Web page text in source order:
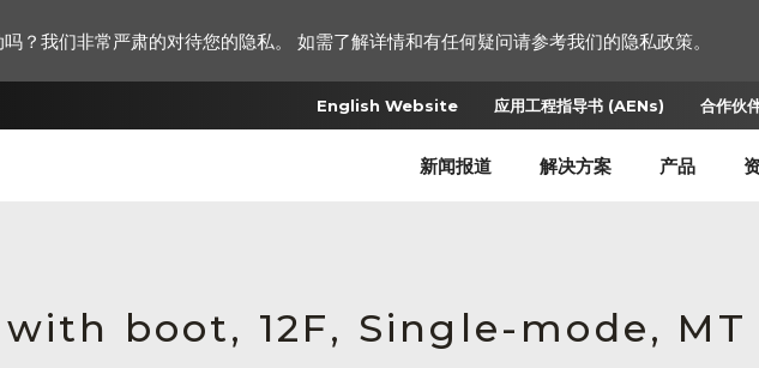
English Website 应用工程指导书 (AENs) 合作伙
新闻报道 解决方案 产品
with boot, 12F, Single-mode,
？我们非常严肃的对待您的隐私。 如需了解详情和有任何疑问请参考我们的隐私政策。